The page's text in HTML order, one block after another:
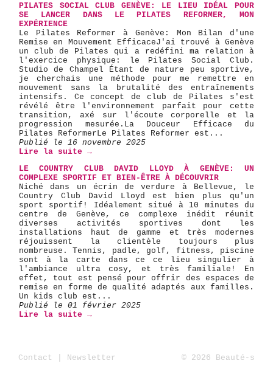
PILATES SOCIAL CLUB GENÈVE: LE LIEU IDÉAL POUR
SE LANCER DANS LE PILATES REFORMER, MON
EXPÉRIENCE
Le Pilates Reformer à Genève: Mon Bilan d'une
Remise en Mouvement Efficace ​J'ai trouvé à Genève
un club de Pilates qui a redéfini ma relation à
l'exercice physique: le Pilates Social Club.
Studio de Champel Étant de nature peu sportive,
je cherchais une méthode pour me remettre en
mouvement sans la brutalité des entraînements
intensifs. Ce concept de club de Pilates s'est
révélé être l'environnement parfait pour cette
transition, axé sur l'écoute corporelle et la
progression mesurée. ​La Douceur Efficace du
Pilates Reformer ​Le Pilates Reformer est...
Publié le 16 novembre 2025
Lire la suite →
LE COUNTRY CLUB DAVID LLOYD À GENÈVE: UN
COMPLEXE SPORTIF ET BIEN-ÊTRE À DÉCOUVRIR
Niché dans un écrin de verdure à Bellevue, le
Country Club David Lloyd est bien plus qu'un
sport sportif! Idéalement situé à 10 minutes du
centre de Genève, ce complexe inédit réunit
diverses activités sportives dont les
installations haut de gamme et très modernes
réjouissent la clientèle toujours plus
nombreuse. Tennis, padle, golf, fitness, piscine
sont à la carte dans ce ce lieu singulier à
l'ambiance ultra cosy, et très familiale! En
effet, tout est pensé pour offrir des espaces de
remise en forme de qualité adaptés aux familles.
Un kids club est...
Publié le 01 février 2025
Lire la suite →
Contact Newsletter © 2026 Beauté-s